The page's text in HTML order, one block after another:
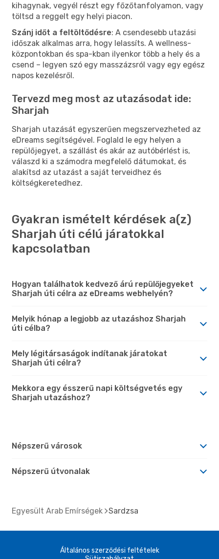
kihagynak, vegyél részt egy főzőtanfolyamon, vagy
töltsd a reggelt egy helyi piacon.
Szánj időt a feltöltődésre: A csendesebb utazási
időszak alkalmas arra, hogy lelassíts. A wellness-
központokban és spa-kban ilyenkor több a hely és a
csend – legyen szó egy masszázsról vagy egy egész
napos kezelésről.
Tervezd meg most az utazásodat ide:
Sharjah
Sharjah utazását egyszerűen megszervezheted az
eDreams segítségével. Foglald le egy helyen a
repülőjegyet, a szállást és akár az autóbérlést is,
válaszd ki a számodra megfelelő dátumokat, és
alakítsd az utazást a saját terveidhez és
költségkeretedhez.
Gyakran ismételt kérdések a(z)
Sharjah úti célú járatokkal
kapcsolatban
Hogyan találhatok kedvező árú repülőjegyeket
Sharjah úti célra az eDreams webhelyén?
Melyik hónap a legjobb az utazáshoz Sharjah
úti célba?
Mely légitársaságok indítanak járatokat
Sharjah úti célra?
Mekkora egy ésszerű napi költségvetés egy
Sharjah utazáshoz?
Népszerű városok
Népszerű útvonalak
Egyesült Arab Emírségek Sardzsa
Általános szerződési feltételek